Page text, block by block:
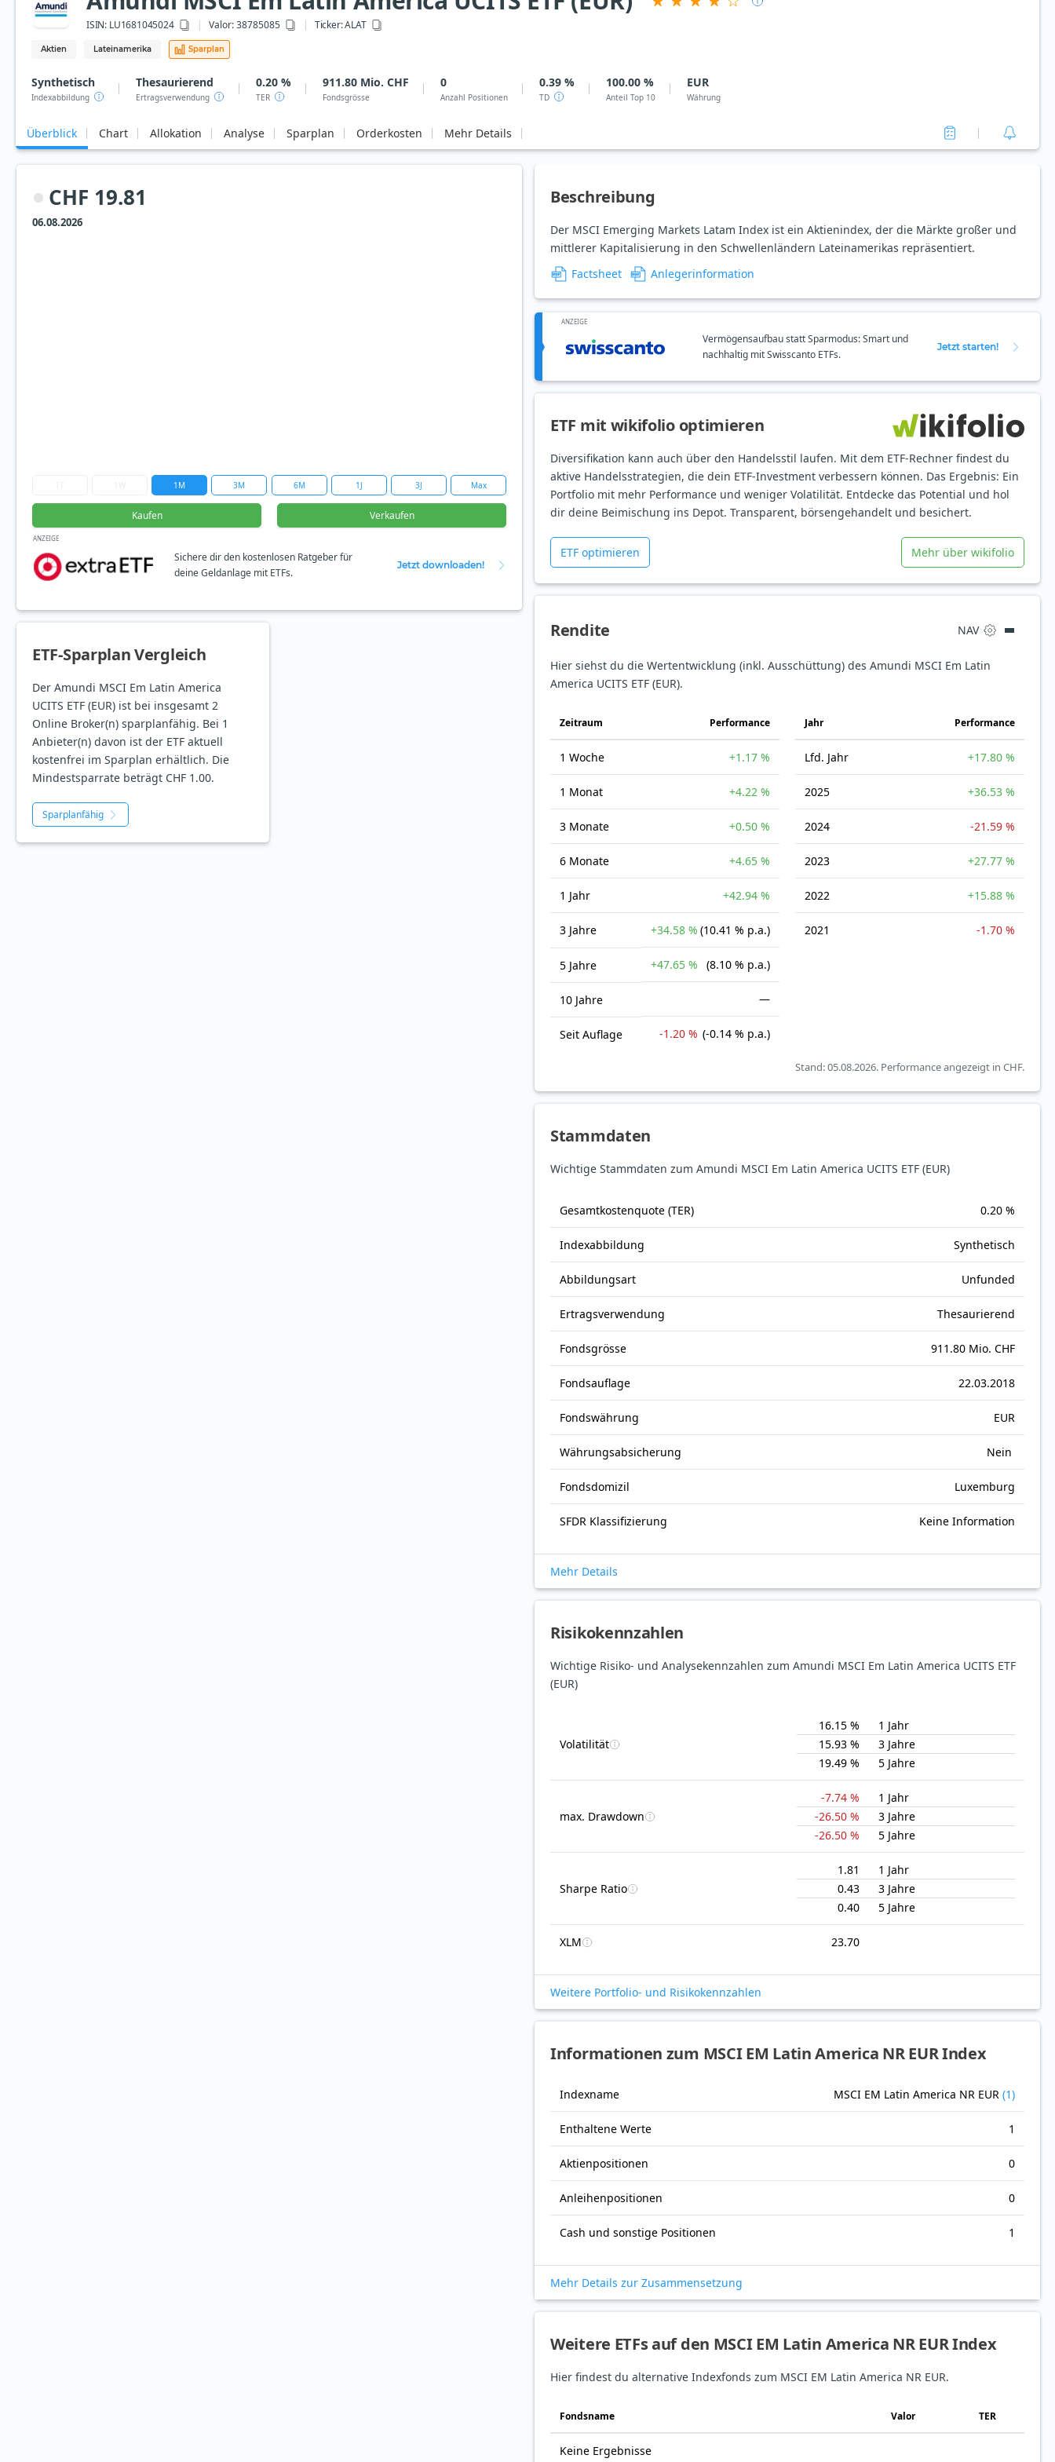
ISIN: LU1681045024 Valor: 38785085 Ticker:ALAT
Aktien Lateinamerika Sparplan
Synthetisch
Indexabbildung
Thesaurierend
Ertragsverwendung
0.20 %
TER
911.80 Mio. CHF
Fondsgrösse
0
Anzahl Positionen
0.39 %
TD
100.00 %
Anteil Top 10
EUR
Währung
Überblick Chart Allokation Analyse Sparplan Orderkosten Mehr Details
CHF 19.81
06.08.2026
1M 3M 6M 1J 3J Max
Kaufen Verkaufen
ANZEIGE
Sichere dir den kostenlosen Ratgeber für
deine Geldanlage mit ETFs.
Jetzt downloaden!
ETF-Sparplan Vergleich
Der Amundi MSCI Em Latin America
UCITS ETF (EUR) ist bei insgesamt 2
Online Broker(n) sparplanfähig. Bei 1
Anbieter(n) davon ist der ETF aktuell
kostenfrei im Sparplan erhältlich. Die
Mindestsparrate beträgt CHF 1.00.
Sparplanfähig
Beschreibung
Der MSCI Emerging Markets Latam Index ist ein Aktienindex, der die Märkte großer und
mittlerer Kapitalisierung in den Schwellenländern Lateinamerikas repräsentiert.
Factsheet
Anlegerinformation
ANZEIGE
Vermögensaufbau statt Sparmodus: Smart und
nachhaltig mit Swisscanto ETFs.
Jetzt starten!
ETF mit wikifolio optimieren
Diversifikation kann auch über den Handelsstil laufen. Mit dem ETF-Rechner findest du
aktive Handelsstrategien, die dein ETF-Investment verbessern können. Das Ergebnis: Ein
Portfolio mit mehr Performance und weniger Volatilität. Entdecke das Potential und hol
dir deine Beimischung ins Depot. Transparent, börsengehandelt und besichert.
ETF optimieren Mehr über wikifolio
Rendite NAV
Hier siehst du die Wertentwicklung (inkl. Ausschüttung) des Amundi MSCI Em Latin
America UCITS ETF (EUR).
Zeit­raum Perfor­mance
1 Woche +1.17 %
1 Monat +4.22 %
3 Monate +0.50 %
6 Monate +4.65 %
1 Jahr +42.94 %
3 Jahre +34.58 % (10.41 % p.a.)
5 Jahre +47.65 % (8.10 % p.a.)
10 Jahre —
Seit Auflage -1.20 % (-0.14 % p.a.)
Jahr Perfor­mance
Lfd. Jahr +17.80 %
2025 +36.53 %
2024 -21.59 %
2023 +27.77 %
2022 +15.88 %
2021 -1.70 %
Stand: 05.08.2026. Performance angezeigt in CHF.
Stammdaten
Wichtige Stammdaten zum Amundi MSCI Em Latin America UCITS ETF (EUR)
Gesamt­kosten­quote (TER) 0.20 %
Index­abbildung Synthetisch
Abbildungs­art Unfunded
Ertrags­verwendung Thesaurierend
Fonds­grösse 911.80 Mio. CHF
Fonds­auflage 22.03.2018
Fonds­währung EUR
Währungsabsicherung Nein
Fondsdomizil Luxemburg
SFDR Klassifizierung Keine Information
Mehr Details
Risikokennzahlen
Wichtige Risiko- und Analysekennzahlen zum Amundi MSCI Em Latin America UCITS ETF
(EUR)
Volatilität
16.15 %
1 Jahr
15.93 %
3 Jahre
19.49 %
5 Jahre
max. Drawdown
-7.74 %
1 Jahr
-26.50 %
3 Jahre
-26.50 %
5 Jahre
Sharpe Ratio
1.81
1 Jahr
0.43
3 Jahre
0.40
5 Jahre
XLM 23.70
Weitere Portfolio- und Risikokennzahlen
Informationen zum MSCI EM Latin America NR EUR Index
Indexname MSCI EM Latin America NR EUR (1)
Enthaltene Werte 1
Aktienpositionen 0
Anleihenpositionen 0
Cash und sonstige Positionen 1
Mehr Details zur Zusammensetzung
Weitere ETFs auf den MSCI EM Latin America NR EUR Index
Hier findest du alternative Indexfonds zum MSCI EM Latin America NR EUR.
Fonds­name Valor TER
Keine Ergebnisse